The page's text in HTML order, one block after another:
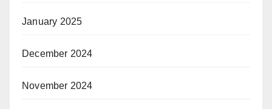
January 2025
December 2024
November 2024